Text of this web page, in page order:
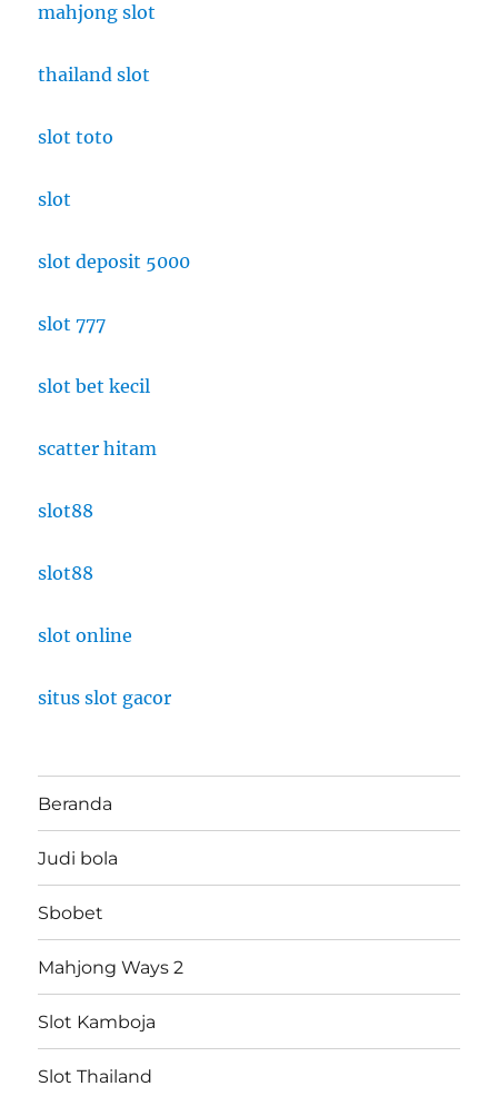
mahjong slot
thailand slot
slot toto
slot
slot deposit 5000
slot 777
slot bet kecil
scatter hitam
slot88
slot88
slot online
situs slot gacor
Beranda
Judi bola
Sbobet
Mahjong Ways 2
Slot Kamboja
Slot Thailand